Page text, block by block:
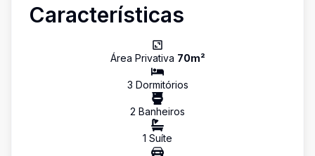
Características
Área Privativa 70m²
3 Dormitórios
2 Banheiros
1 Suíte